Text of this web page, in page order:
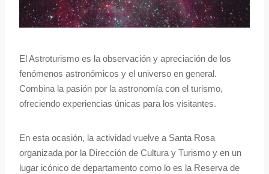
El Astroturismo es la observación y apreciación de los
fenómenos astronómicos y el universo en general.
Combina la pasión por la astronomía con el turismo,
ofreciendo experiencias únicas para los visitantes.
En esta ocasión, la actividad vuelve a Santa Rosa
organizada por la Dirección de Cultura y Turismo y en un
lugar icónico de departamento como lo es la Reserva de